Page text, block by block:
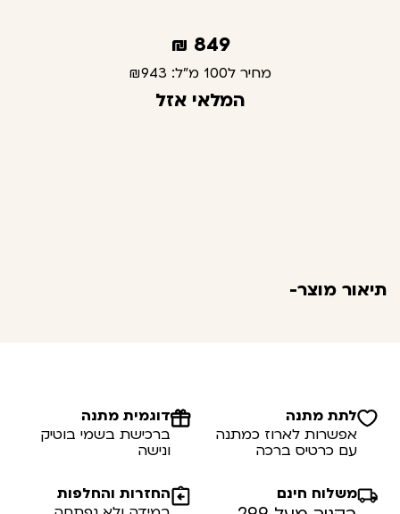
849
₪
מחיר ל100 מ"ל: ₪943
המלאי אזל
תיאור מוצר-
לתת מתנה
אפשרות לארוז כמתנה
עם כרטיס ברכה
דוגמית מתנה
ברכישת בשמי בוטיק
ונישה
משלוח חינם
החזרות והחלפות